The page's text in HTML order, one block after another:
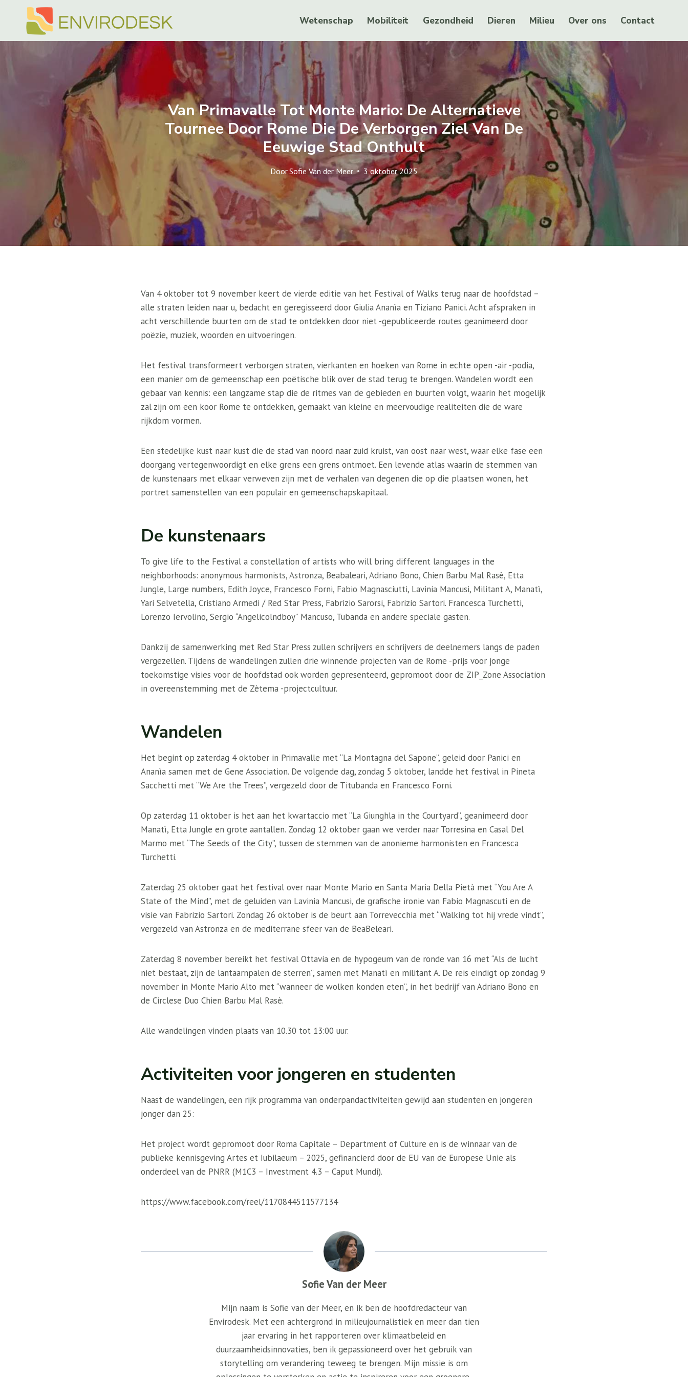
Doorgaan
Wetenschap Mobiliteit Gezondheid Dieren Milieu Over ons Contact
Van Primavalle Tot Monte Mario: De Alternatieve
Tournee Door Rome Die De Verborgen Ziel Van De
Eeuwige Stad Onthult
DoorSofie Van der Meer 3 oktober 2025
Van 4 oktober tot 9 november keert de vierde editie van het Festival of Walks terug naar de hoofdstad –
alle straten leiden naar u, bedacht en geregisseerd door Giulia Ananìa en Tiziano Panici. Acht afspraken in
acht verschillende buurten om de stad te ontdekken door niet -gepubliceerde routes geanimeerd door
poëzie, muziek, woorden en uitvoeringen.
Het festival transformeert verborgen straten, vierkanten en hoeken van Rome in echte open -air -podia,
een manier om de gemeenschap een poëtische blik over de stad terug te brengen. Wandelen wordt een
gebaar van kennis: een langzame stap die de ritmes van de gebieden en buurten volgt, waarin het mogelijk
zal zijn om een ​​koor Rome te ontdekken, gemaakt van kleine en meervoudige realiteiten die de ware
rijkdom vormen.
Een stedelijke kust naar kust die de stad van noord naar zuid kruist, van oost naar west, waar elke fase een
doorgang vertegenwoordigt en elke grens een grens ontmoet. Een levende atlas waarin de stemmen van
de kunstenaars met elkaar verweven zijn met de verhalen van degenen die op die plaatsen wonen, het
portret samenstellen van een populair en gemeenschapskapitaal.
De kunstenaars
To give life to the Festival a constellation of artists who will bring different languages ​​​​in the
neighborhoods: anonymous harmonists, Astronza, Beabaleari, Adriano Bono, Chien Barbu Mal Rasè, Etta
Jungle, Large numbers, Edith Joyce, Francesco Forni, Fabio Magnasciutti, Lavinia Mancusi, Militant A, Manatì,
Yari Selvetella, Cristiano Armedi / Red Star Press, Fabrizio Sarorsi, Fabrizio Sartori. Francesca Turchetti,
Lorenzo Iervolino, Sergio “Angelicolndboy” Mancuso, Tubanda en andere speciale gasten.
Dankzij de samenwerking met Red Star Press zullen schrijvers en schrijvers de deelnemers langs de paden
vergezellen. Tijdens de wandelingen zullen drie winnende projecten van de Rome -prijs voor jonge
toekomstige visies voor de hoofdstad ook worden gepresenteerd, gepromoot door de ZIP_Zone Association
in overeenstemming met de Zètema -projectcultuur.
Wandelen
Het begint op zaterdag 4 oktober in Primavalle met “La Montagna del Sapone”, geleid door Panici en
Ananìa samen met de Gene Association. De volgende dag, zondag 5 oktober, landde het festival in Pineta
Sacchetti met “We Are the Trees”, vergezeld door de Titubanda en Francesco Forni.
Op zaterdag 11 oktober is het aan het kwartaccio met “La Giunghla in the Courtyard”, geanimeerd door
Manatì, Etta Jungle en grote aantallen. Zondag 12 oktober gaan we verder naar Torresina en Casal Del
Marmo met “The Seeds of the City”, tussen de stemmen van de anonieme harmonisten en Francesca
Turchetti.
Zaterdag 25 oktober gaat het festival over naar Monte Mario en Santa Maria Della Pietà met “You Are A
State of the Mind”, met de geluiden van Lavinia Mancusi, de grafische ironie van Fabio Magnascuti en de
visie van Fabrizio Sartori. Zondag 26 oktober is de beurt aan Torrevecchia met “Walking tot hij vrede vindt”,
vergezeld van Astronza en de mediterrane sfeer van de BeaBeleari.
Zaterdag 8 november bereikt het festival Ottavia en de hypogeum van de ronde van 16 met “Als de lucht
niet bestaat, zijn de lantaarnpalen de sterren”, samen met Manatì en militant A. De reis eindigt op zondag 9
november in Monte Mario Alto met “wanneer de wolken konden eten”, in het bedrijf van Adriano Bono en
de Circlese Duo Chien Barbu Mal Rasè.
Alle wandelingen vinden plaats van 10.30 tot 13:00 uur.
Activiteiten voor jongeren en studenten
Naast de wandelingen, een rijk programma van onderpandactiviteiten gewijd aan studenten en jongeren
jonger dan 25:
Het project wordt gepromoot door Roma Capitale – Department of Culture en is de winnaar van de
publieke kennisgeving Artes et Iubilaeum – 2025, gefinancierd door de EU van de Europese Unie als
onderdeel van de PNRR (M1C3 – Investment 4.3 – Caput Mundi).
https://www.facebook.com/reel/1170844511577134
Sofie Van der Meer
Mijn naam is Sofie van der Meer, en ik ben de hoofdredacteur van
Envirodesk. Met een achtergrond in milieujournalistiek en meer dan tien
jaar ervaring in het rapporteren over klimaatbeleid en
duurzaamheidsinnovaties, ben ik gepassioneerd over het gebruik van
storytelling om verandering teweeg te brengen. Mijn missie is om